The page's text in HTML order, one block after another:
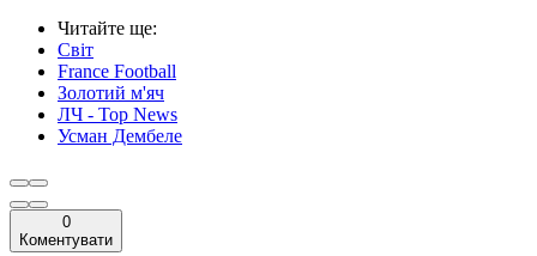
Читайте ще:
Світ
France Football
Золотий м'яч
ЛЧ - Top News
Усман Дембеле
0
Коментувати